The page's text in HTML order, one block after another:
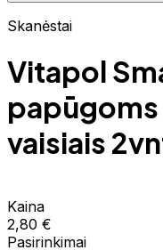
Skanėstai
Vitapol
vaisiais
Kaina
2,80 €
Pasirinkimai